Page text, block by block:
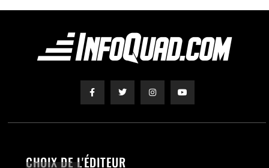
CHOIX DE L'ÉDITEUR